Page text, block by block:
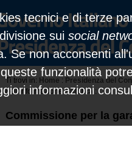
tecnici e di terze
sui social
Se non acconsenti
funzionalità
informazioni
Ti trovi in: Home : Presidenza del
dell’informazione statistica :
Commissione per la